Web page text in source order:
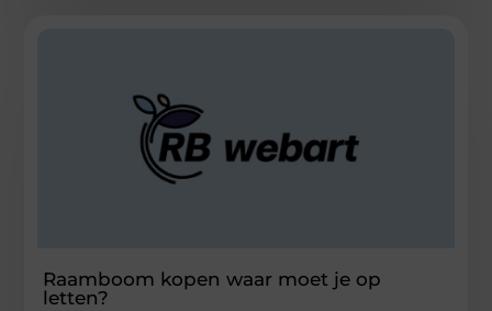
Raamboom kopen waar moet je op
letten?